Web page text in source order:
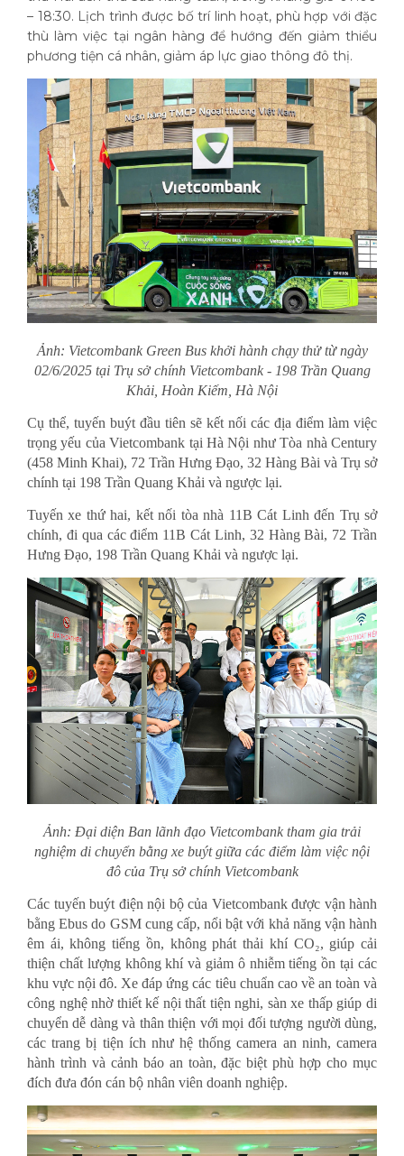
– 18:30. Lịch trình được bố trí linh hoạt, phù hợp với đặc
thù làm việc tại ngân hàng để hướng đến giảm thiểu
phương tiện cá nhân, giảm áp lực giao thông đô thị.
Ảnh: Vietcombank Green Bus khởi hành chạy thử từ ngày
02/6/2025 tại Trụ sở chính Vietcombank - 198 Trần Quang
Khải, Hoàn Kiếm, Hà Nội
Cụ thể, tuyến buýt đầu tiên sẽ kết nối các địa điểm làm việc
trọng yếu của Vietcombank tại Hà Nội như Tòa nhà Century
(458 Minh Khai), 72 Trần Hưng Đạo, 32 Hàng Bài và Trụ sở
chính tại 198 Trần Quang Khải và ngược lại.
Tuyến xe thứ hai, kết nối tòa nhà 11B Cát Linh đến Trụ sở
chính, đi qua các điểm 11B Cát Linh, 32 Hàng Bài, 72 Trần
Hưng Đạo, 198 Trần Quang Khải và ngược lại.
Ảnh: Đại diện Ban lãnh đạo Vietcombank tham gia trải
nghiệm di chuyển bằng xe buýt giữa các điểm làm việc nội
đô của Trụ sở chính Vietcombank
Các tuyến buýt điện nội bộ của Vietcombank được vận hành
bằng Ebus do GSM cung cấp, nổi bật với khả năng vận hành
êm ái, không tiếng ồn, không phát thải khí CO₂, giúp cải
thiện chất lượng không khí và giảm ô nhiễm tiếng ồn tại các
khu vực nội đô. Xe đáp ứng các tiêu chuẩn cao về an toàn và
công nghệ nhờ thiết kế nội thất tiện nghi, sàn xe thấp giúp di
chuyển dễ dàng và thân thiện với mọi đối tượng người dùng,
các trang bị tiện ích như hệ thống camera an ninh, camera
hành trình và cảnh báo an toàn, đặc biệt phù hợp cho mục
đích đưa đón cán bộ nhân viên doanh nghiệp.